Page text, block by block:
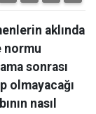
aklında
normu
sonrası
olmayacağı
nasıl